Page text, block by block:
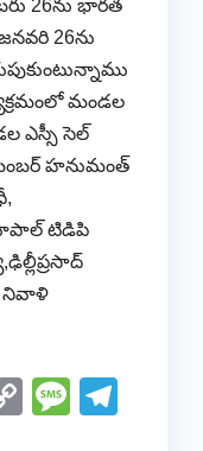
26ను భారత
26ను
మండల
ఎస్సీ సెల్
మెంబర్ హనుమంత్
టిడిపి
నివాళి
C
M